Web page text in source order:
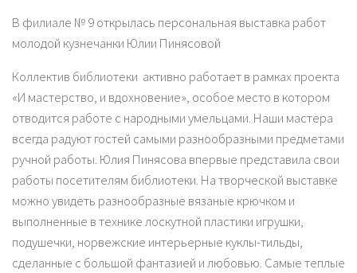
В филиале № 9 открылась персональная выставка работ
молодой кузнечанки Юлии Пинясовой
Коллектив библиотеки активно работает в рамках проекта
«И мастерство, и вдохновение», особое место в котором
отводится работе с народными умельцами. Наши мастера
всегда радуют гостей самыми разнообразными предметами
ручной работы. Юлия Пинясова впервые представила свои
работы посетителям библиотеки. На творческой выставке
можно увидеть разнообразные вязаные крючком и
выполненные в технике лоскутной пластики игрушки,
подушечки, норвежские интерьерные куклы-тильды,
сделанные с большой фантазией и любовью. Самые теплые